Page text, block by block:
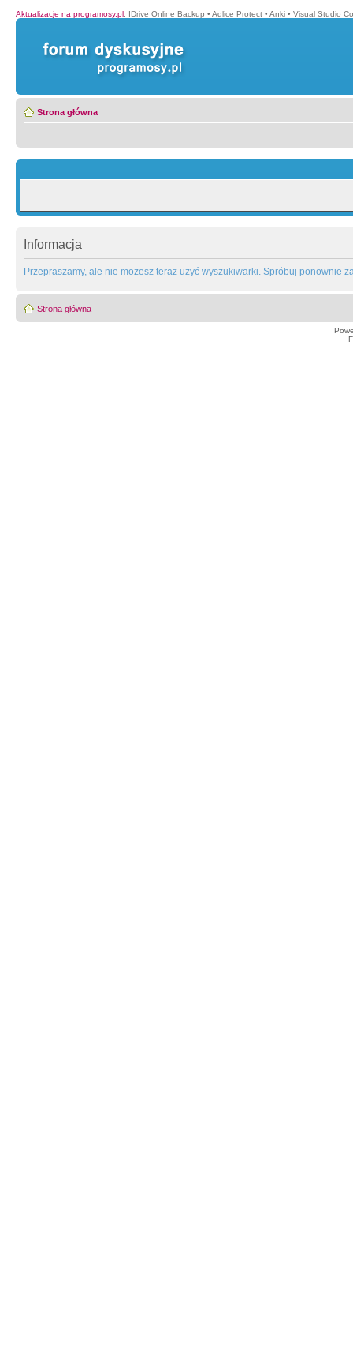
Aktualizacje na programosy.pl: IDrive Online Backup • Adlice Protect • Anki • Visual Studio
Strona główna
Informacja
Przepraszamy, ale nie możesz teraz użyć wyszukiwarki. Spróbuj ponownie
Strona główna